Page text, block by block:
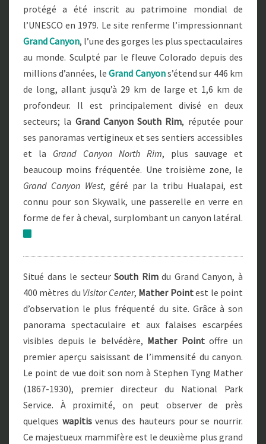
P
A
R
K
protégé a été inscrit au patrimoine mondial de
l’UNESCO en 1979. Le site renferme l’impressionnant
Grand Canyon, l’une des gorges les plus spectaculaires
au monde. Sculpté par le fleuve Colorado depuis des
millions d’années, leGrand Canyons’étend sur 446 km
de long, allant jusqu’à 29 km de large et 1,6 km de
profondeur. Il est principalement divisé en deux
secteurs; la Grand Canyon South Rim, réputée pour
ses panoramas vertigineux et ses sentiers accessibles
et la Grand Canyon North Rim, plus sauvage et
beaucoup moins fréquentée. Une troisième zone, le
Grand Canyon West, géré par la tribu Hualapai, est
connu pour son Skywalk, une passerelle en verre en
forme de fer à cheval, surplombant un canyon latéral.
Situé dans le secteurSouth Rimdu Grand Canyon, à
400 mètres du Visitor Center, Mather Pointest le point
d’observation le plus fréquenté du site. Grâce à son
panorama spectaculaire et aux falaises escarpées
visibles depuis le belvédère, Mather Pointoffre un
premier aperçu saisissant de l’immensité du canyon.
Le point de vue doit son nom à Stephen Tyng Mather
(1867-1930), premier directeur du National Park
Service. À proximité, on peut observer de près
quelques wapitisvenus des hauteurs pour se nourrir.
Ce majestueux mammifère est le deuxième plus grand